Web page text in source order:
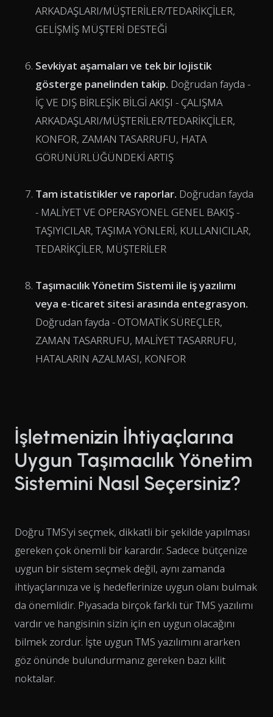
ARKADAŞLARI/MÜŞTERİLER/TEDARİKÇİLER,
GELİŞMİŞ MÜŞTERİ DESTEĞİ
Sevkiyat aşamaları ve tek bir lojistik
gösterge panelinden takip. Doğrudan fayda -
İÇ VE DIŞ BİRLEŞİK BİLGİ AKIŞI - ÇALIŞMA
ARKADAŞLARI/MÜŞTERİLER/TEDARİKÇİLER,
KONFOR, ZAMAN TASARRUFU, HATA
GÖRÜNÜRLÜĞÜNDEKİ ARTIŞ
Tam istatistikler ve raporlar. Doğrudan fayda
- MALİYET VE OPERASYONEL GENEL BAKIŞ -
TAŞIYICILAR, TAŞIMA YÖNLERİ, KULLANICILAR,
TEDARİKÇİLER, MÜŞTERİLER
Taşımacılık Yönetim Sistemi ile iş yazılımı
veya e-ticaret sitesi arasında entegrasyon.
Doğrudan fayda - OTOMATİK SÜREÇLER,
ZAMAN TASARRUFU, MALİYET TASARRUFU,
HATALARIN AZALMASI, KONFOR
İşletmenizin İhtiyaçlarına
Uygun Taşımacılık Yönetim
Sistemini Nasıl Seçersiniz?
Doğru TMS'yi seçmek, dikkatli bir şekilde yapılması
gereken çok önemli bir karardır. Sadece bütçenize
uygun bir sistem seçmek değil, aynı zamanda
ihtiyaçlarınıza ve iş hedeflerinize uygun olanı bulmak
da önemlidir. Piyasada birçok farklı tür TMS yazılımı
vardır ve hangisinin sizin için en uygun olacağını
bilmek zordur. İşte uygun TMS yazılımını ararken
göz önünde bulundurmanız gereken bazı kilit
noktalar.